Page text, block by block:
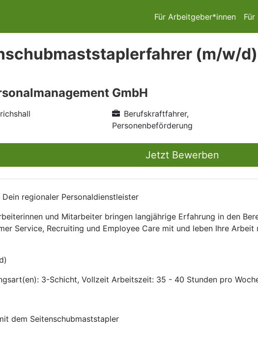
Für Arbeitgeber*innen
(m/w/
GmbH
Berufskraftfahrer,
Personenbeförderung
Jetzt Bewerben
regionaler Personaldienstleister
und Mitarbeiter bringen langjährige Erfahrung in den
Service, Recruiting und Employee Care mit und leben Ihre
3-Schicht, Vollzeit Arbeitszeit: 35 - 40 Stunden pro
dem Seitenschubmaststapler